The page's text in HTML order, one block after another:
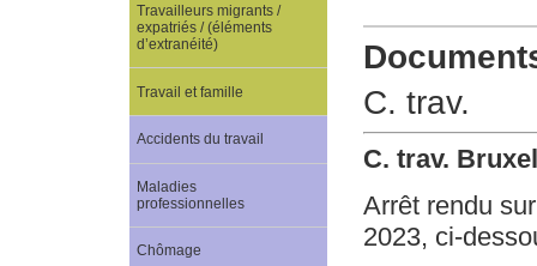
C. trav.
C. trav.
Arrêt rendu
2023, ci-
Travailleurs migrants /
expatriés / (éléments
d’extranéité)
Travail et famille
Accidents du travail
Maladies
professionnelles
Chômage